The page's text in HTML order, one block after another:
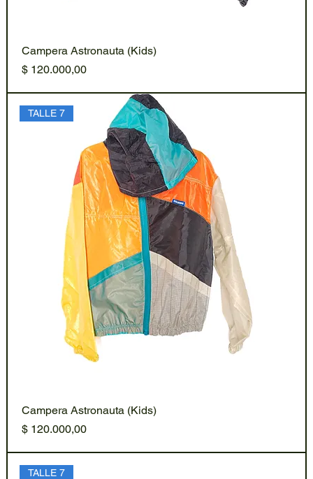
Campera Astronauta (Kids)
Precio
$ 120.000,00
TALLE 7
Campera Astronauta (Kids)
Precio
$ 120.000,00
TALLE 7